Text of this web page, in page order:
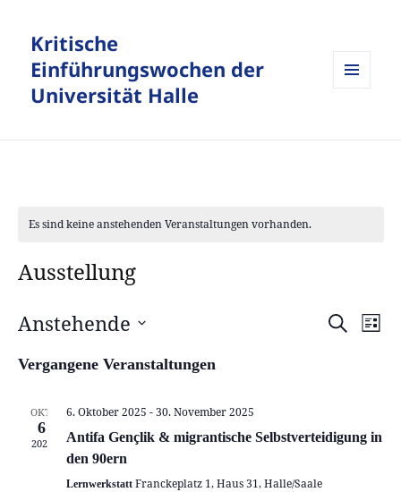
Kritische
Einführungswochen der
Universität Halle
Es sind keine anstehenden Veranstaltungen vorhanden.
Ausstellung
SUCHELISTE
Anstehende
wählen.
Vergangene Veranstaltungen
OKT.
6
2025
6. Oktober 2025 -30. November 2025
Antifa Gençlik & migrantische Selbstverteidigung in
den 90ern
Lernwerkstatt Franckeplatz 1, Haus 31, Halle/Saale